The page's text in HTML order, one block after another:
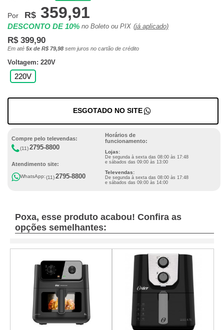
Por R$ 359,91
DESCONTO DE 10% no Boleto ou PIX (já aplicado)
R$ 399,90
Em até 5x de R$ 79,98 sem juros no cartão de crédito
Voltagem: 220V
220V
ESGOTADO NO SITE
Compre pelo televendas:
(11)2795-8800
Atendimento site:
WhatsApp:(11)2795-8800
Horários de
funcionamento:
Lojas:
De segunda à sexta das 08:00 às 17:48
e sábados das 09:00 às 13:00
Televendas:
De segunda à sexta das 08:00 às 17:48
e sábados das 09:00 às 14:00
Poxa, esse produto acabou! Confira as
opções semelhantes: